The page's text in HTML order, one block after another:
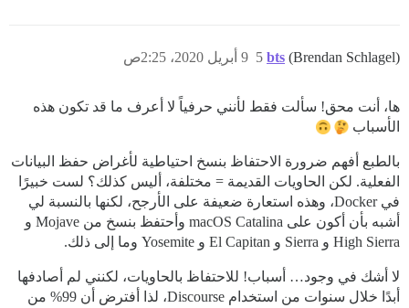
bts (Brendan Schlagel) 9 أبريل 2020، 2:25ص 5
ها، أنت محق! سألت فقط لأنني حرفياً لا أعرف ما قد تكون هذه
الأسباب
بالطبع أفهم ضرورة الاحتفاظ بنسخ احتياطية لأغراض حفظ البيانات
الفعلية. لكن الحاويات القديمة = مختلفة، أليس كذلك؟ لست خبيرًا
في Docker، وهذه استعارة ضعيفة على الأرجح، لكنها بالنسبة لي
أشبه بأن أكون على macOS Catalina وأحتفظ بنسخ من Mojave و
High Sierra و Sierra و El Capitan و Yosemite وما إلى ذلك.
لا أشك في وجود… أسباب! للاحتفاظ بالحاويات، لكنني لم أصادفها
أبدًا خلال سنوات من استخدام Discourse، لذا أفترض أن 99% من